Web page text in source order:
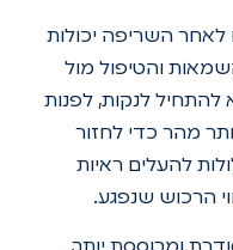
השריפה יכולות
והטיפול מול
להתחיל לנקות, לפנות
מהר כדי לחזור
להעלים ראיות
הרכוש שנפגע.